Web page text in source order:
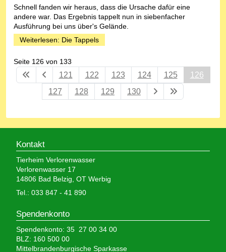
Schnell fanden wir heraus, dass die Ursache dafür eine
andere war. Das Ergebnis tappelt nun in siebenfacher
Ausführung bei uns über's Gelände.
Weiterlesen: Die Tappels
Seite 126 von 133
121 122 123 124 125
126
127
128 129 130
Kontakt
Tierheim Verlorenwasser
Verlorenwasser 17
14806 Bad Belzig, OT Werbig
Tel.: 033 847 - 41 890
Spendenkonto
Spendenkonto: 35 27 00 34 00
BLZ: 160 500 00
Mittelbrandenburgische Sparkasse